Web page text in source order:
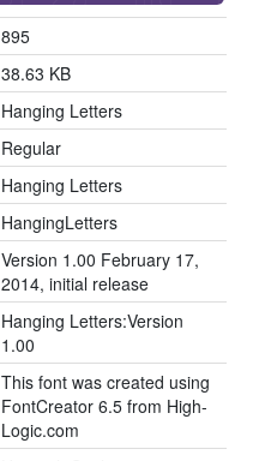
895
38.63 KB
Hanging Letters
Regular
Hanging Letters
HangingLetters
Version 1.00 February 17,
2014, initial release
Hanging Letters:Version
1.00
This font was created using
FontCreator 6.5 from High-
Logic.com